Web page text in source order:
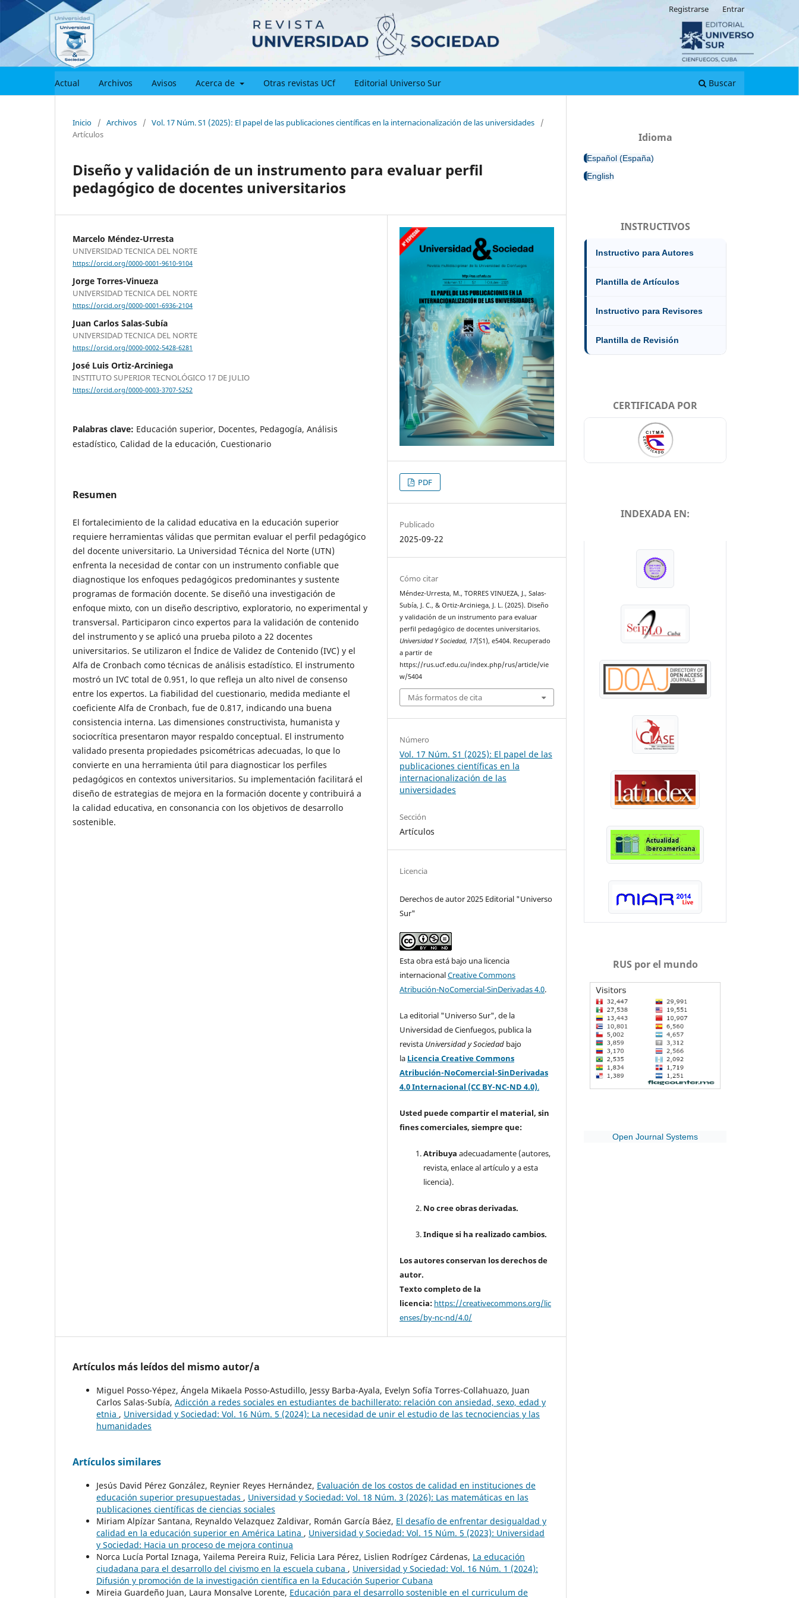
Actual Archivos Avisos Acerca de Otras revistas UCf Editorial Universo Sur Buscar
Registrarse Entrar
Inicio / Archivos / Vol. 17 Núm. S1 (2025): El papel de las publicaciones científicas en la internacionalización de las universidades
/
Artículos
Diseño y validación de un instrumento para evaluar perfil
pedagógico de docentes universitarios
Marcelo Méndez-Urresta
UNIVERSIDAD TECNICA DEL NORTE
https://orcid.org/0000-0001-9610-9104
Jorge Torres-Vinueza
UNIVERSIDAD TECNICA DEL NORTE
https://orcid.org/0000-0001-6936-2104
Juan Carlos Salas-Subía
UNIVERSIDAD TECNICA DEL NORTE
https://orcid.org/0000-0002-5428-6281
José Luis Ortiz-Arciniega
INSTITUTO SUPERIOR TECNOLÓGICO 17 DE JULIO
https://orcid.org/0000-0003-3707-5252
Palabras clave: Educación superior, Docentes, Pedagogía, Análisis
estadístico, Calidad de la educación, Cuestionario
Resumen
El fortalecimiento de la calidad educativa en la educación superior
requiere herramientas válidas que permitan evaluar el perfil pedagógico
del docente universitario. La Universidad Técnica del Norte (UTN)
enfrenta la necesidad de contar con un instrumento confiable que
diagnostique los enfoques pedagógicos predominantes y sustente
programas de formación docente. Se diseñó una investigación de
enfoque mixto, con un diseño descriptivo, exploratorio, no experimental y
transversal. Participaron cinco expertos para la validación de contenido
del instrumento y se aplicó una prueba piloto a 22 docentes
universitarios. Se utilizaron el Índice de Validez de Contenido (IVC) y el
Alfa de Cronbach como técnicas de análisis estadístico. El instrumento
mostró un IVC total de 0.951, lo que refleja un alto nivel de consenso
entre los expertos. La fiabilidad del cuestionario, medida mediante el
coeficiente Alfa de Cronbach, fue de 0.817, indicando una buena
consistencia interna. Las dimensiones constructivista, humanista y
sociocrítica presentaron mayor respaldo conceptual. El instrumento
validado presenta propiedades psicométricas adecuadas, lo que lo
convierte en una herramienta útil para diagnosticar los perfiles
pedagógicos en contextos universitarios. Su implementación facilitará el
diseño de estrategias de mejora en la formación docente y contribuirá a
la calidad educativa, en consonancia con los objetivos de desarrollo
sostenible.
PDF
Publicado
2025-09-22
Cómo citar
Méndez-Urresta, M., TORRES VINUEZA, J., Salas-
Subía, J. C., & Ortiz-Arciniega, J. L. (2025). Diseño
y validación de un instrumento para evaluar
perfil pedagógico de docentes universitarios.
Universidad Y Sociedad, 17(S1), e5404. Recuperado
a partir de
https://rus.ucf.edu.cu/index.php/rus/article/vie
w/5404
Más formatos de cita
Número
Vol. 17 Núm. S1 (2025): El papel de las
publicaciones científicas en la
internacionalización de las
universidades
Sección
Artículos
Licencia
Derechos de autor 2025 Editorial "Universo
Sur"
Esta obra está bajo una licencia
internacionalCreative Commons
Atribución-NoComercial-SinDerivadas 4.0.
La editorial "Universo Sur", de la
Universidad de Cienfuegos, publica la
revista Universidad y Sociedad bajo
la Licencia Creative Commons
Atribución-NoComercial-SinDerivadas
4.0 Internacional (CC BY-NC-ND 4.0).
Usted puede compartir el material, sin
fines comerciales, siempre que:
Atribuya adecuadamente (autores,
revista, enlace al artículo y a esta
licencia).
No cree obras derivadas.
Indique si ha realizado cambios.
Los autores conservan los derechos de
autor.
Texto completo de la
licencia: https://creativecommons.org/lic
enses/by-nc-nd/4.0/
Artículos más leídos del mismo autor/a
Miguel Posso-Yépez, Ángela Mikaela Posso-Astudillo, Jessy Barba-Ayala, Evelyn Sofía Torres-Collahuazo, Juan
Carlos Salas-Subía, Adicción a redes sociales en estudiantes de bachillerato: relación con ansiedad, sexo, edad y
etnia , Universidad y Sociedad: Vol. 16 Núm. 5 (2024): La necesidad de unir el estudio de las tecnociencias y las
humanidades
Artículos similares
Jesús David Pérez González, Reynier Reyes Hernández, Evaluación de los costos de calidad en instituciones de
educación superior presupuestadas , Universidad y Sociedad: Vol. 18 Núm. 3 (2026): Las matemáticas en las
publicaciones científicas de ciencias sociales
Miriam Alpízar Santana, Reynaldo Velazquez Zaldivar, Román García Báez, El desafío de enfrentar desigualdad y
calidad en la educación superior en América Latina , Universidad y Sociedad: Vol. 15 Núm. 5 (2023): Universidad
y Sociedad: Hacia un proceso de mejora continua
Norca Lucía Portal Iznaga, Yailema Pereira Ruiz, Felicia Lara Pérez, Lislien Rodrígez Cárdenas, La educación
ciudadana para el desarrollo del civismo en la escuela cubana , Universidad y Sociedad: Vol. 16 Núm. 1 (2024):
Difusión y promoción de la investigación científica en la Educación Superior Cubana
Mireia Guardeño Juan, Laura Monsalve Lorente, Educación para el desarrollo sostenible en el curriculum de
Idioma
Español (España)
English
INSTRUCTIVOS
Instructivo para Autores
Plantilla de Artículos
Instructivo para Revisores
Plantilla de Revisión
CERTIFICADA POR
INDEXADA EN:
RUS por el mundo
Open Journal Systems